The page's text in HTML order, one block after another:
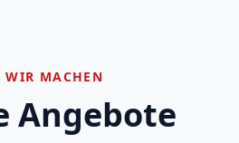
WIR MACHEN
Angebote